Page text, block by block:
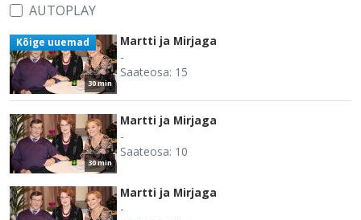
AUTOPLAY
30 min
Kõige uuemad
Martti ja Mirjaga
-
Saateosa: 15
30 min
Martti ja Mirjaga
-
Saateosa: 10
Martti ja Mirjaga
-